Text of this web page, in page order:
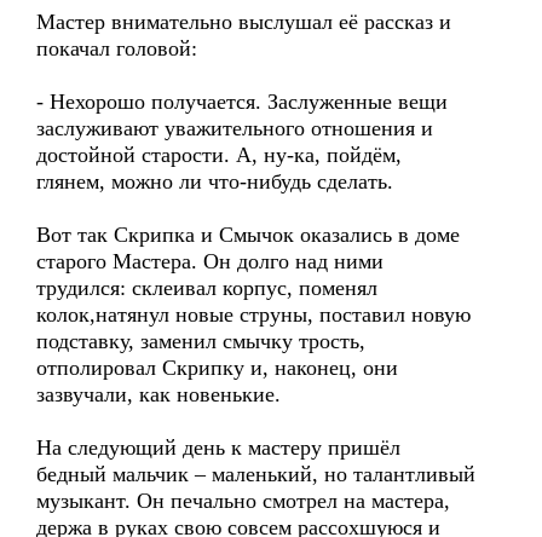
Мастер внимательно выслушал её рассказ и
покачал головой:
- Нехорошо получается. Заслуженные вещи
заслуживают уважительного отношения и
достойной старости. А, ну-ка, пойдём,
глянем, можно ли что-нибудь сделать.
Вот так Скрипка и Смычок оказались в доме
старого Мастера. Он долго над ними
трудился: склеивал корпус, поменял
колок,натянул новые струны, поставил новую
подставку, заменил смычку трость,
отполировал Скрипку и, наконец, они
зазвучали, как новенькие.
На следующий день к мастеру пришёл
бедный мальчик – маленький, но талантливый
музыкант. Он печально смотрел на мастера,
держа в руках свою совсем рассохшуюся и